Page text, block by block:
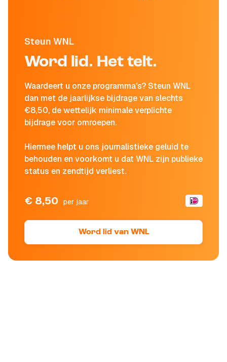
Steun WNL
Word lid. Het telt.
Waardeert u onze programma's? Steun WNL
dan met de jaarlijkse bijdrage van slechts
€8,50, de wettelijk minimale verplichte
bijdrage voor omroepen.
Hiermee helpt u ons journalistieke geluid te
behouden en voorkomt u dat WNL zijn publieke
status en zendtijd verliest.
€ 8,50 per jaar
Word lid van WNL